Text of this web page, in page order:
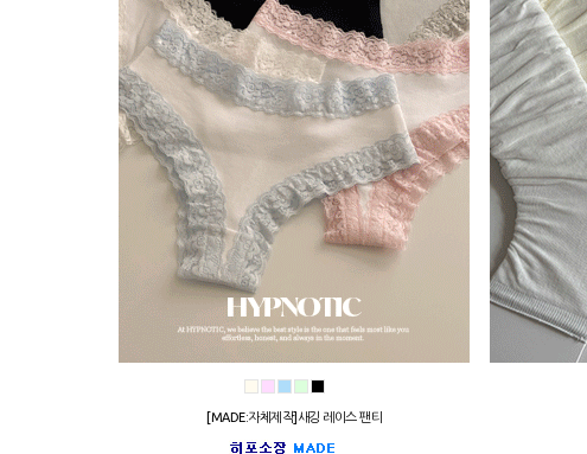
[MADE:자체제작]새깅 레이스 팬티